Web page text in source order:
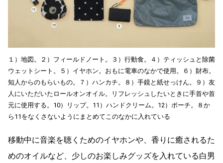
１）地図。２）フィールドノート。３）行動食。４）ティッシュと除菌
ウェットシート。５）イヤホン。おもに電車のなかで使用。６）財布。
知人からのもらいもの。７）ハンカチ。８）手鏡と紙せっけん。９）友
人にいただいたロールオンオイル。リフレッシュしたいときに手首や首
元に使用する。10）リップ。11）ハンドクリーム。12）ポーチ。８か
ら11をなくさないようにまとめてこのなかに入れている
移動中に音楽を聴くためのイヤホンや、香りに癒されるた
めのオイルなど、少しのお楽しみグッズを入れている白男